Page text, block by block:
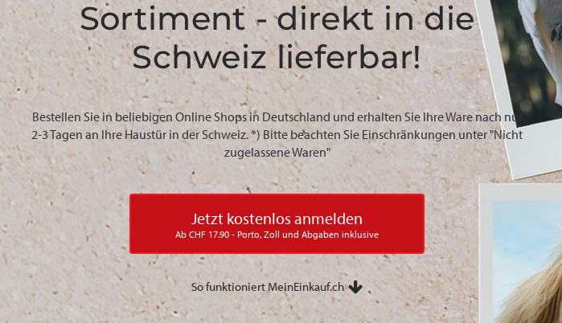
Sortiment - direkt in die
Schweiz lieferbar!
Bestellen Sie in beliebigen Online Shops in Deutschland und erhalten Sie Ihre Ware nach nur
2-3 Tagen an Ihre Haustür in der Schweiz. *) Bitte beachten Sie Einschränkungen unter "Nicht
zugelassene Waren"
Jetzt kostenlos anmelden
Ab CHF 17.90 - Porto, Zoll und Abgaben inklusive
So funktioniert MeinEinkauf.ch